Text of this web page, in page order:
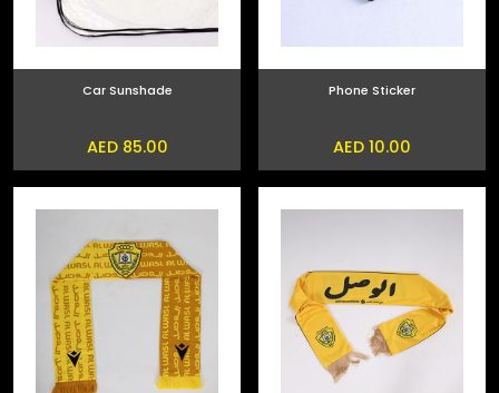
Phone Sticker
AED 10.00
Car Sunshade
AED 85.00